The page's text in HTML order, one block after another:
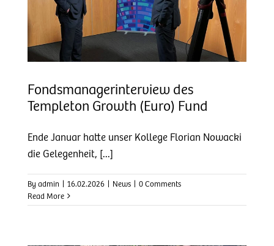
Fondsmanagerinterview des
Templeton Growth (Euro) Fund
Ende Januar hatte unser Kollege Florian Nowacki
die Gelegenheit, [...]
By admin | 16.02.2026 | News | 0 Comments
Read More